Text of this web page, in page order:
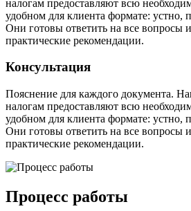
налогам предоставляют всю
удобном для клиента формате: устно,
Они готовы ответить на все вопросы
практические рекомендации.
Консультация
Пояснение для каждого документа.
налогам предоставляют всю
удобном для клиента формате: устно,
Они готовы ответить на все вопросы
практические рекомендации.
Процесс работы